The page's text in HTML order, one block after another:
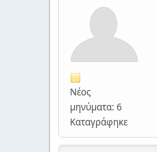
Νέος
μηνύματα: 6
Καταγράφηκε